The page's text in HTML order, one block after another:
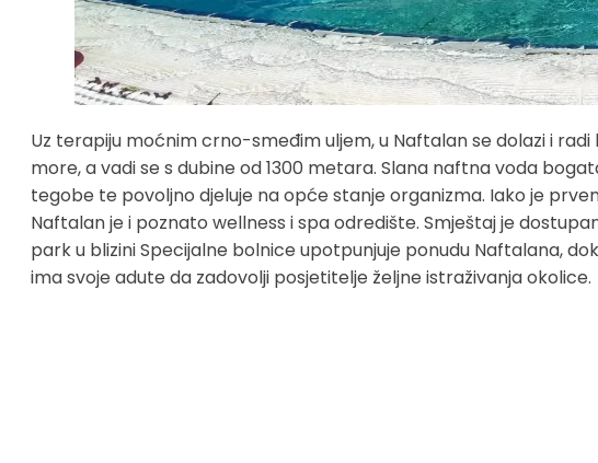
Uz terapiju moćnim crno-smeđim uljem, u Naftalan se dolazi i
more, a vadi se s dubine od 1300 metara. Slana naftna voda
tegobe te povoljno djeluje na opće stanje organizma. Iako je
Naftalan je i poznato wellness i spa odredište. Smještaj je
park u blizini Specijalne bolnice upotpunjuje ponudu Naftalana,
ima svoje adute da zadovolji posjetitelje željne istraživanja okolice.